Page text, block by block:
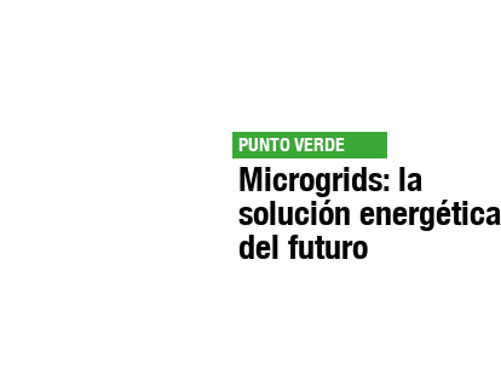
PUNTO VERDE
Microgrids: la
solución energética
del futuro